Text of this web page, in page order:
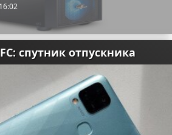
спутник отпускника